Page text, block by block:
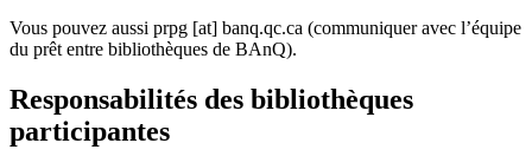
Vous pouvez aussi prpg [at] banq.qc.ca (communiquer avec l’équipe
du prêt entre bibliothèques de BAnQ).
Responsabilités des bibliothèques
participantes